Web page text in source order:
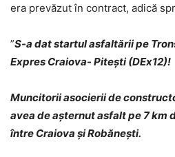
era prevăzut în contract, adică
”S-a dat startul asfaltării pe
Expres Craiova- Pitești (DEx12)!
Muncitorii asocierii de
avea de așternut asfalt pe 7 km
între Craiova și Robănești.